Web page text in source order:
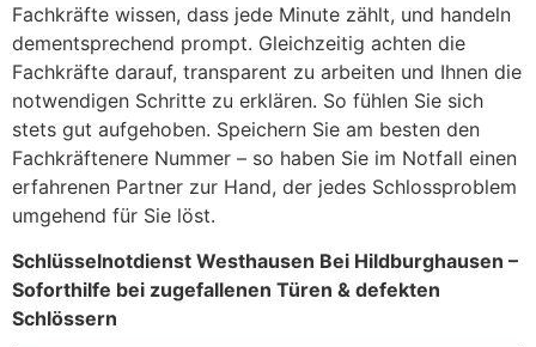
Fachkräfte wissen, dass jede Minute zählt, und handeln
dementsprechend prompt. Gleichzeitig achten die
Fachkräfte darauf, transparent zu arbeiten und Ihnen die
notwendigen Schritte zu erklären. So fühlen Sie sich
stets gut aufgehoben. Speichern Sie am besten den
Fachkräftenere Nummer – so haben Sie im Notfall einen
erfahrenen Partner zur Hand, der jedes Schlossproblem
umgehend für Sie löst.
Schlüsselnotdienst Westhausen Bei Hildburghausen –
Soforthilfe bei zugefallenen Türen & defekten
Schlössern